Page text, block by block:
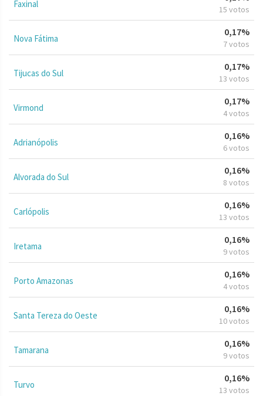
Faxinal 15 votos
Nova Fátima
0,17%
7 votos
Tijucas do Sul
0,17%
13 votos
Virmond
0,17%
4 votos
Adrianópolis
0,16%
6 votos
Alvorada do Sul
0,16%
8 votos
Carlópolis
0,16%
13 votos
Iretama
0,16%
9 votos
Porto Amazonas
0,16%
4 votos
Santa Tereza do Oeste
0,16%
10 votos
Tamarana
0,16%
9 votos
Turvo
0,16%
13 votos